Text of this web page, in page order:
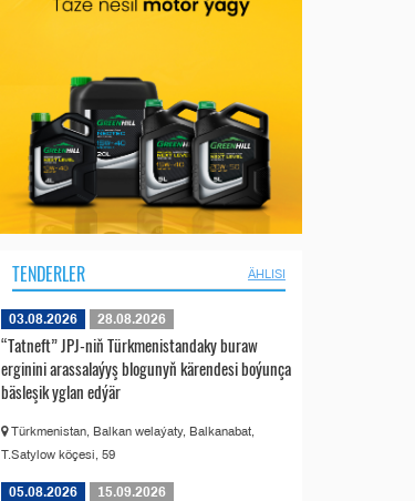
TENDERLER ÄHLISI
03.08.2026 28.08.2026
“Tatneft” JPJ-niň Türkmenistandaky buraw
erginini arassalaýyş blogunyň kärendesi boýunça
bäsleşik yglan edýär
Türkmenistan, Balkan welaýaty, Balkanabat,
T.Satylow köçesi, 59
05.08.2026 15.09.2026